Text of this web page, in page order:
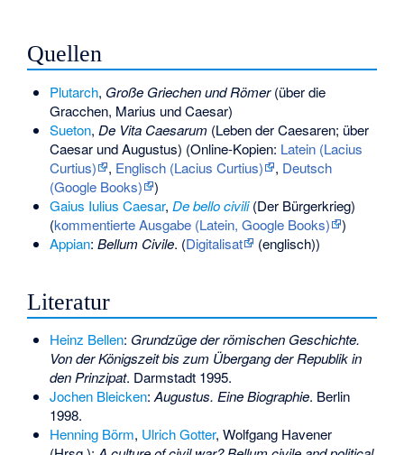
Quellen
Plutarch, Große Griechen und Römer(über die
Gracchen, Marius und Caesar)
Sueton, De Vita Caesarum (Leben der Caesaren; über
Caesar und Augustus) (Online-Kopien: Latein (Lacius
Curtius)
, Englisch (Lacius Curtius) , Deutsch
(Google Books)
)
Gaius Iulius Caesar, De bello civili(Der Bürgerkrieg)
(kommentierte Ausgabe (Latein, Google Books)
)
Appian: Bellum Civile. (Digitalisat (englisch))
Literatur
Heinz Bellen: Grundzüge der römischen Geschichte.
Von der Königszeit bis zum Übergang der Republik in
den Prinzipat. Darmstadt 1995.
Jochen Bleicken:Augustus. Eine Biographie. Berlin
1998.
Henning Börm, Ulrich Gotter, Wolfgang Havener